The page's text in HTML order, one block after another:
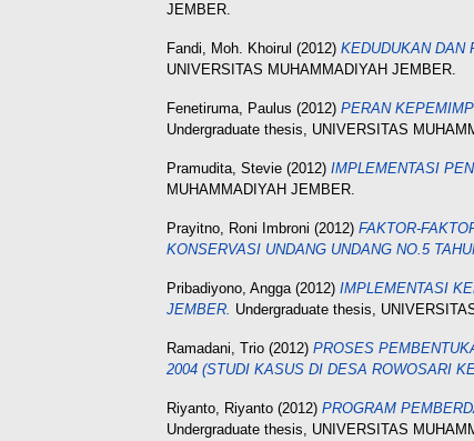
JEMBER.
Fandi, Moh. Khoirul (2012) KEDUDUKAN DAN
UNIVERSITAS MUHAMMADIYAH JEMBER.
Fenetiruma, Paulus (2012) PERAN
Undergraduate thesis, UNIVERSITAS
Pramudita, Stevie (2012) IMPLEMENTASI
MUHAMMADIYAH JEMBER.
Prayitno, Roni Imbroni (2012) FAKTOR-
KONSERVASI UNDANG UNDANG NO.5
Pribadiyono, Angga(2012) IMPLEMENTASI
JEMBER. Undergraduate thesis,
Ramadani, Trio (2012) PROSES
2004 (STUDI KASUS DI DESA ROWOSARI
Riyanto, Riyanto (2012) PROGRAM
Undergraduate thesis, UNIVERSITAS